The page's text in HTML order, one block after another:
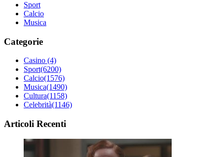
Sport
Calcio
Musica
Categorie
Casino (4)
Sport(6200)
Calcio(1576)
Musica(1490)
Cultura(1158)
Celebrità(1146)
Articoli Recenti